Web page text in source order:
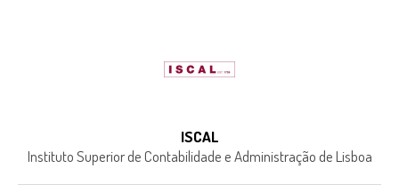
ISCAL
Instituto Superior de Contabilidade e Administração de Lisboa